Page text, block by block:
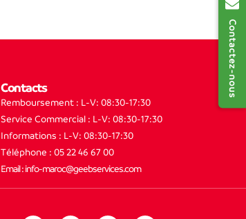
Contactez-nous
Contacts
Remboursement : L-V: 08:30-17:30
Service Commercial : L-V: 08:30-17:30
Informations : L-V: 08:30-17:30
Téléphone : 05 22 46 67 00
Email : info-maroc@geebservices.com